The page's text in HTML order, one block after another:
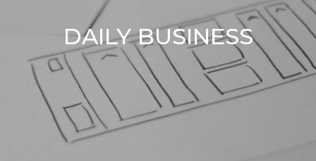
DAILY BUSINESS